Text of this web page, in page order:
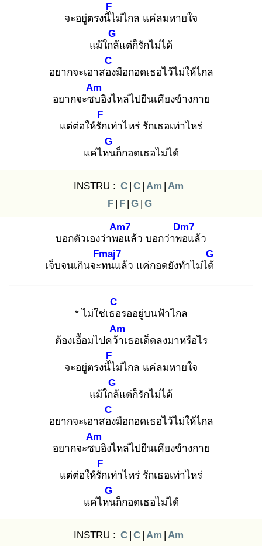
จะอยู่ตรงนี้ไ
F
ม่ไกล แค่ลมหายใจ
แม้ใกล้
G
แต่ก็รักไม่ได้
อยากจะเอาสอง
C
มือกอดเธอไว้ไม่ให้ไกล
อยากจะซบ
Am
อิงไหล่ไปยืนเคียงข้างกาย
แต่ต่อให้รัก
F
เท่าไหร่ รักเธอเท่าไหร่
แค่ไหน
G
ก็กอดเธอไม่ได้
INSTRU : C | C | Am | Am
F | F | G | G
บอกตัวเองว่าพอ
Am7
แล้ว บอกว่าพอ
Dm7
แล้ว
เจ็บจนเกินจะท
Fmaj7
นแล้ว แค่กอดยังทำไม่ได้
G
* ไม่ใช่เธอ
C
รออยู่บนฟ้าไกล
ต้องเอื้อมไปคว้า
Am
เธอเด็ดลงมาหรือไร
จะอยู่ตรงนี้ไ
F
ม่ไกล แค่ลมหายใจ
แม้ใกล้
G
แต่ก็รักไม่ได้
อยากจะเอาสอง
C
มือกอดเธอไว้ไม่ให้ไกล
อยากจะซบ
Am
อิงไหล่ไปยืนเคียงข้างกาย
แต่ต่อให้รัก
F
เท่าไหร่ รักเธอเท่าไหร่
แค่ไหน
G
ก็กอดเธอไม่ได้
INSTRU : C | C | Am | Am